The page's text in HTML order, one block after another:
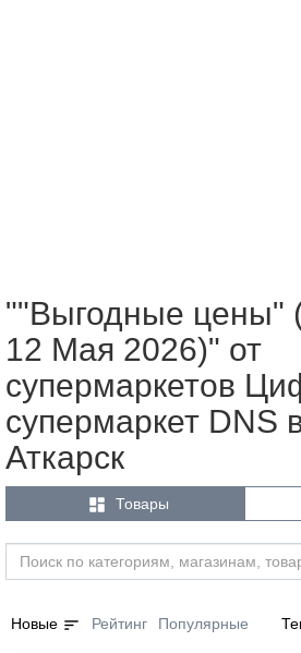
""Выгодные цены"
12 Мая 2026)" от
супермаркетов
супермаркет DNS
Аткарск
 Товары
Новые sort Рейтинг Популярные